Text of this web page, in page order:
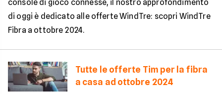
console di gioco connesse, il nostro approfondimento
di oggi è dedicato alle offerte WindTre: scopri WindTre
Fibra a ottobre 2024.
Tutte le offerte Tim per la fibra
a casa ad ottobre 2024